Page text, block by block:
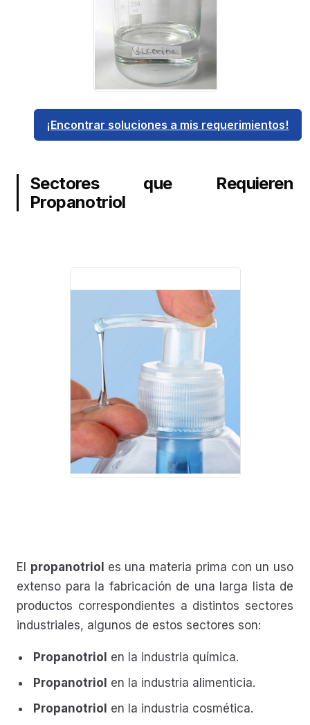
¡Encontrar soluciones a mis requerimientos!
Sectores que Requieren
Propanotriol
El propanotriol es una materia prima con un uso
extenso para la fabricación de una larga lista de
productos correspondientes a distintos sectores
industriales, algunos de estos sectores son:
Propanotriol en la industria química.
Propanotriol en la industria alimenticia.
Propanotriol en la industria cosmética.